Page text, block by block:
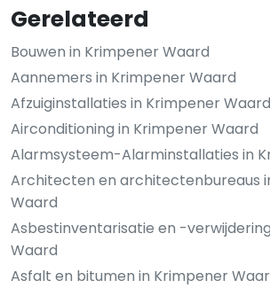
Gerelateerd
Bouwen in Krimpener Waard
Aannemers in Krimpener Waard
Afzuiginstallaties in Krimpener Waard
Airconditioning in Krimpener Waard
Alarmsysteem-Alarminstallaties in
Architecten en architectenbureaus
Waard
Asbestinventarisatie en -
Waard
Asfalt en bitumen in Krimpener